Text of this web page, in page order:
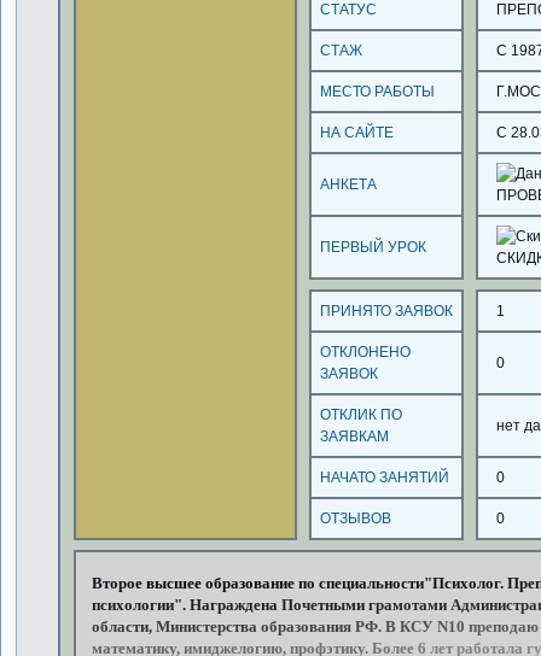
СТАТУС
СТАЖ С
МЕСТО РАБОТЫ
НА САЙТЕ С
АНКЕТА
ПЕРВЫЙ УРОК
ПРИНЯТО ЗАЯВОК 1
ОТКЛОНЕНО
ЗАЯВОК
0
ОТКЛИК ПО
ЗАЯВКАМ
нет
НАЧАТО ЗАНЯТИЙ 0
ОТЗЫВОВ 0
Второевысшееобразованиепо специальности"Психолог.
психологии". НагражденаПочетнымиграмотами
области,Министерства образованияРФ.ВКСУ N10 преподаю
математику,имиджелогию,профэтику.Более6 летработала